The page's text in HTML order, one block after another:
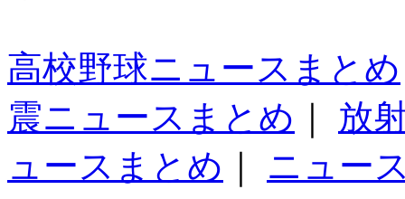
高校野球ニュースまとめ
震ニュースまとめ
放
ュースまとめ
ニュー